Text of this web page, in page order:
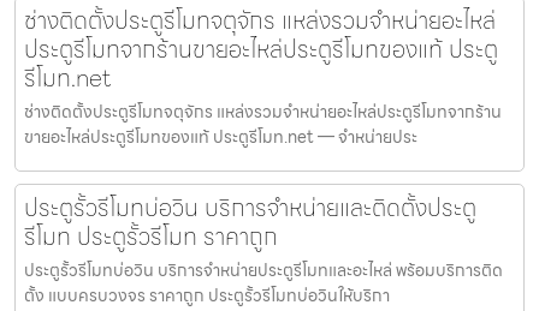
ช่างติดตั้งประตูรีโมทจตุจักร แหล่งรวมจำหน่ายอะไหล่
ประตูรีโมทจากร้านขายอะไหล่ประตูรีโมทของแท้ ประตู
รีโมท.net
ช่างติดตั้งประตูรีโมทจตุจักร แหล่งรวมจำหน่ายอะไหล่ประตูรีโมทจากร้าน
ขายอะไหล่ประตูรีโมทของแท้ ประตูรีโมท.net — จำหน่ายประ
ประตูรั้วรีโมทบ่อวิน บริการจำหน่ายและติดตั้งประตู
รีโมท ประตูรั้วรีโมท ราคาถูก
ประตูรั้วรีโมทบ่อวิน บริการจำหน่ายประตูรีโมทและอะไหล่ พร้อมบริการติด
ตั้ง แบบครบวงจร ราคาถูก ประตูรั้วรีโมทบ่อวินให้บริกา